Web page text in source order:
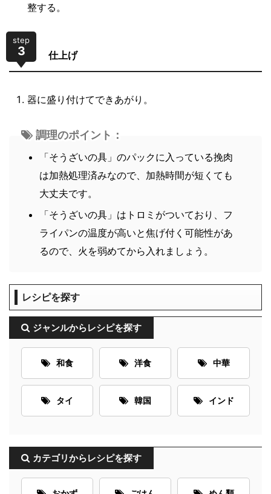
整する。
step
3 仕上げ
器に盛り付けてできあがり。
調理のポイント：
「そうざいの具」のパックに入っている挽肉
は加熱処理済みなので、加熱時間が短くても
大丈夫です。
「そうざいの具」はトロミがついており、フ
ライパンの温度が高いと焦げ付く可能性があ
るので、火を弱めてから入れましょう。
レシピを探す
ジャンルからレシピを探す
和食 洋食 中華
タイ 韓国 インド
カテゴリからレシピを探す